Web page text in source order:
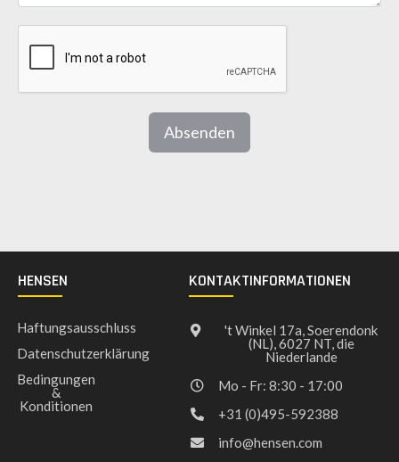
Absenden
HENSEN
Haftungsausschluss
Datenschutzerklärung
Bedingungen
&
Konditionen
KONTAKTINFORMATIONEN
't Winkel 17a, Soerendonk
(NL), 6027 NT, die
Niederlande
Mo - Fr: 8:30 - 17:00
+31 (0)495-592388
info@hensen.com